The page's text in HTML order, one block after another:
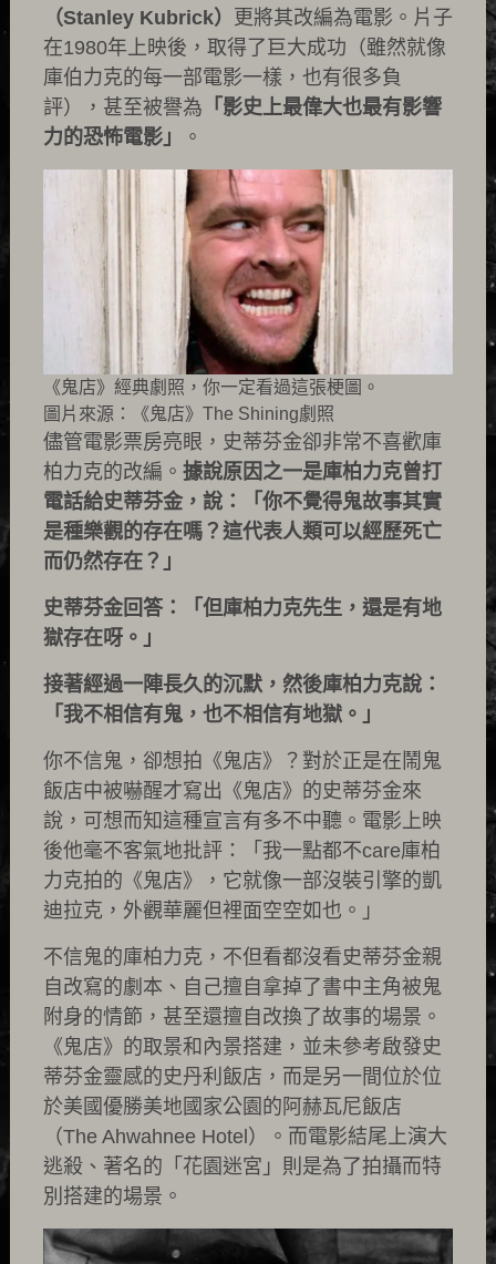
（Stanley Kubrick）
更將其改編為電影。片子
在1980年上映後，取得了巨大成功（雖然就像
庫伯力克的每一部電影一樣，也有很多負
評），甚至被譽為 「影史上最偉大也最有影響
力的恐怖電影」
。
《鬼店》經典劇照，你一定看過這張梗圖。
圖片來源：《鬼店》The Shining劇照
儘管電影票房亮眼，史蒂芬金卻非常不喜歡庫
柏力克的改編。 據說原因之一是庫柏力克曾打
電話給史蒂芬金，說：「你不覺得鬼故事其實
是種樂觀的存在嗎？這代表人類可以經歷死亡
而仍然存在？」
史蒂芬金回答：「但庫柏力克先生，還是有地
獄存在呀。」
接著經過一陣長久的沉默，然後庫柏力克說：
「我不相信有鬼，也不相信有地獄。」
你不信鬼，卻想拍《鬼店》？對於正是在鬧鬼
飯店中被嚇醒才寫出《鬼店》的史蒂芬金來
說，可想而知這種宣言有多不中聽。電影上映
後他毫不客氣地批評：「我一點都不care庫柏
力克拍的《鬼店》，它就像一部沒裝引擎的凱
迪拉克，外觀華麗但裡面空空如也。」
不信鬼的庫柏力克，不但看都沒看史蒂芬金親
自改寫的劇本、自己擅自拿掉了書中主角被鬼
附身的情節，甚至還擅自改換了故事的場景。
《鬼店》的取景和內景搭建，並未參考啟發史
蒂芬金靈感的史丹利飯店，而是另一間位於位
於美國優勝美地國家公園的阿赫瓦尼飯店
（The Ahwahnee Hotel）。而電影結尾上演大
逃殺、著名的「花園迷宮」則是為了拍攝而特
別搭建的場景。